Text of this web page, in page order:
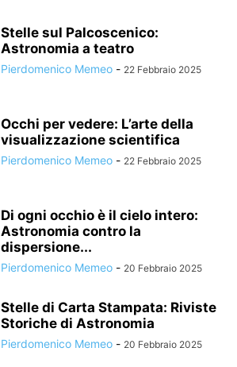
Stelle sul Palcoscenico:
Astronomia a teatro
Pierdomenico Memeo - 22 Febbraio 2025
Occhi per vedere: L’arte della
visualizzazione scientifica
Pierdomenico Memeo - 22 Febbraio 2025
Di ogni occhio è il cielo intero:
Astronomia contro la
dispersione...
Pierdomenico Memeo - 20 Febbraio 2025
Stelle di Carta Stampata: Riviste
Storiche di Astronomia
Pierdomenico Memeo - 20 Febbraio 2025